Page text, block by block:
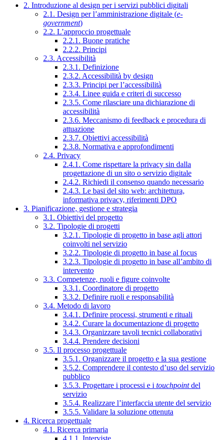
2. Introduzione al design per i servizi pubblici digitali
2.1. Design per l’amministrazione digitale (e-
government)
2.2. L’approccio progettuale
2.2.1. Buone pratiche
2.2.2. Principi
2.3. Accessibilità
2.3.1. Definizione
2.3.2. Accessibilità by design
2.3.3. Principi per l’accessibilità
2.3.4. Linee guida e criteri di successo
2.3.5. Come rilasciare una dichiarazione di
accessibilità
2.3.6. Meccanismo di feedback e procedura di
attuazione
2.3.7. Obiettivi accessibilità
2.3.8. Normativa e approfondimenti
2.4. Privacy
2.4.1. Come rispettare la privacy sin dalla
progettazione di un sito o servizio digitale
2.4.2. Richiedi il consenso quando necessario
2.4.3. Le basi del sito web: architettura,
informativa privacy, riferimenti DPO
3. Pianificazione, gestione e strategia
3.1. Obiettivi del progetto
3.2. Tipologie di progetti
3.2.1. Tipologie di progetto in base agli attori
coinvolti nel servizio
3.2.2. Tipologie di progetto in base al focus
3.2.3. Tipologie di progetto in base all’ambito di
intervento
3.3. Competenze, ruoli e figure coinvolte
3.3.1. Coordinatore di progetto
3.3.2. Definire ruoli e responsabilità
3.4. Metodo di lavoro
3.4.1. Definire processi, strumenti e rituali
3.4.2. Curare la documentazione di progetto
3.4.3. Organizzare tavoli tecnici collaborativi
3.4.4. Prendere decisioni
3.5. Il processo progettuale
3.5.1. Organizzare il progetto e la sua gestione
3.5.2. Comprendere il contesto d’uso del servizio
pubblico
3.5.3. Progettare i processi e i touchpointdel
servizio
3.5.4. Realizzare l’interfaccia utente del servizio
3.5.5. Validare la soluzione ottenuta
4. Ricerca progettuale
4.1. Ricerca primaria
4.1.1. Interviste